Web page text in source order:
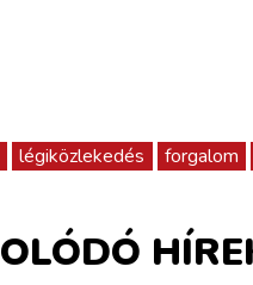
légiközlekedés forgalom